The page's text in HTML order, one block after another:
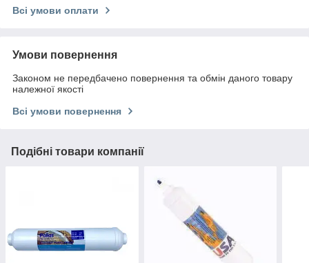
Всі умови оплати
Умови повернення
Законом не передбачено повернення та обмін даного товару
належної якості
Всі умови повернення
Подібні товари компанії